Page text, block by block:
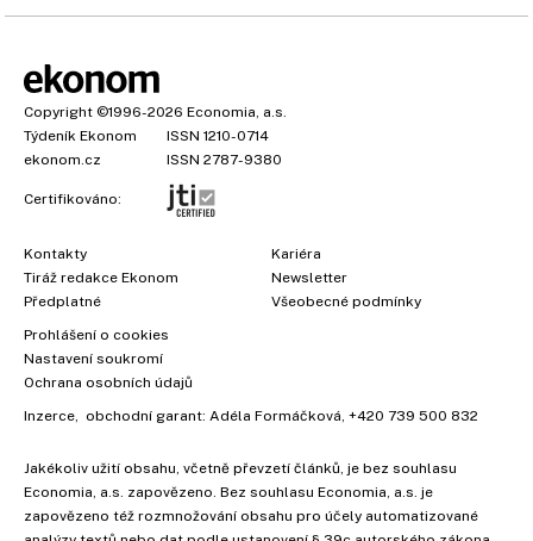
Copyright ©1996-2026 Economia, a.s.
Týdeník Ekonom
ISSN 1210-0714
ekonom.cz
ISSN 2787-9380
Certifikováno:
Kontakty
Tiráž redakce Ekonom
Předplatné
Kariéra
Newsletter
Všeobecné podmínky
Prohlášení o cookies
Nastavení soukromí
Ochrana osobních údajů
Inzerce , obchodní garant: Adéla Formáčková +420 739 500 832
Jakékoliv užití obsahu, včetně převzetí článků, je bez souhlasu
Economia, a.s. zapovězeno. Bez souhlasu Economia, a.s. je
zapovězeno též rozmnožování obsahu pro účely automatizované